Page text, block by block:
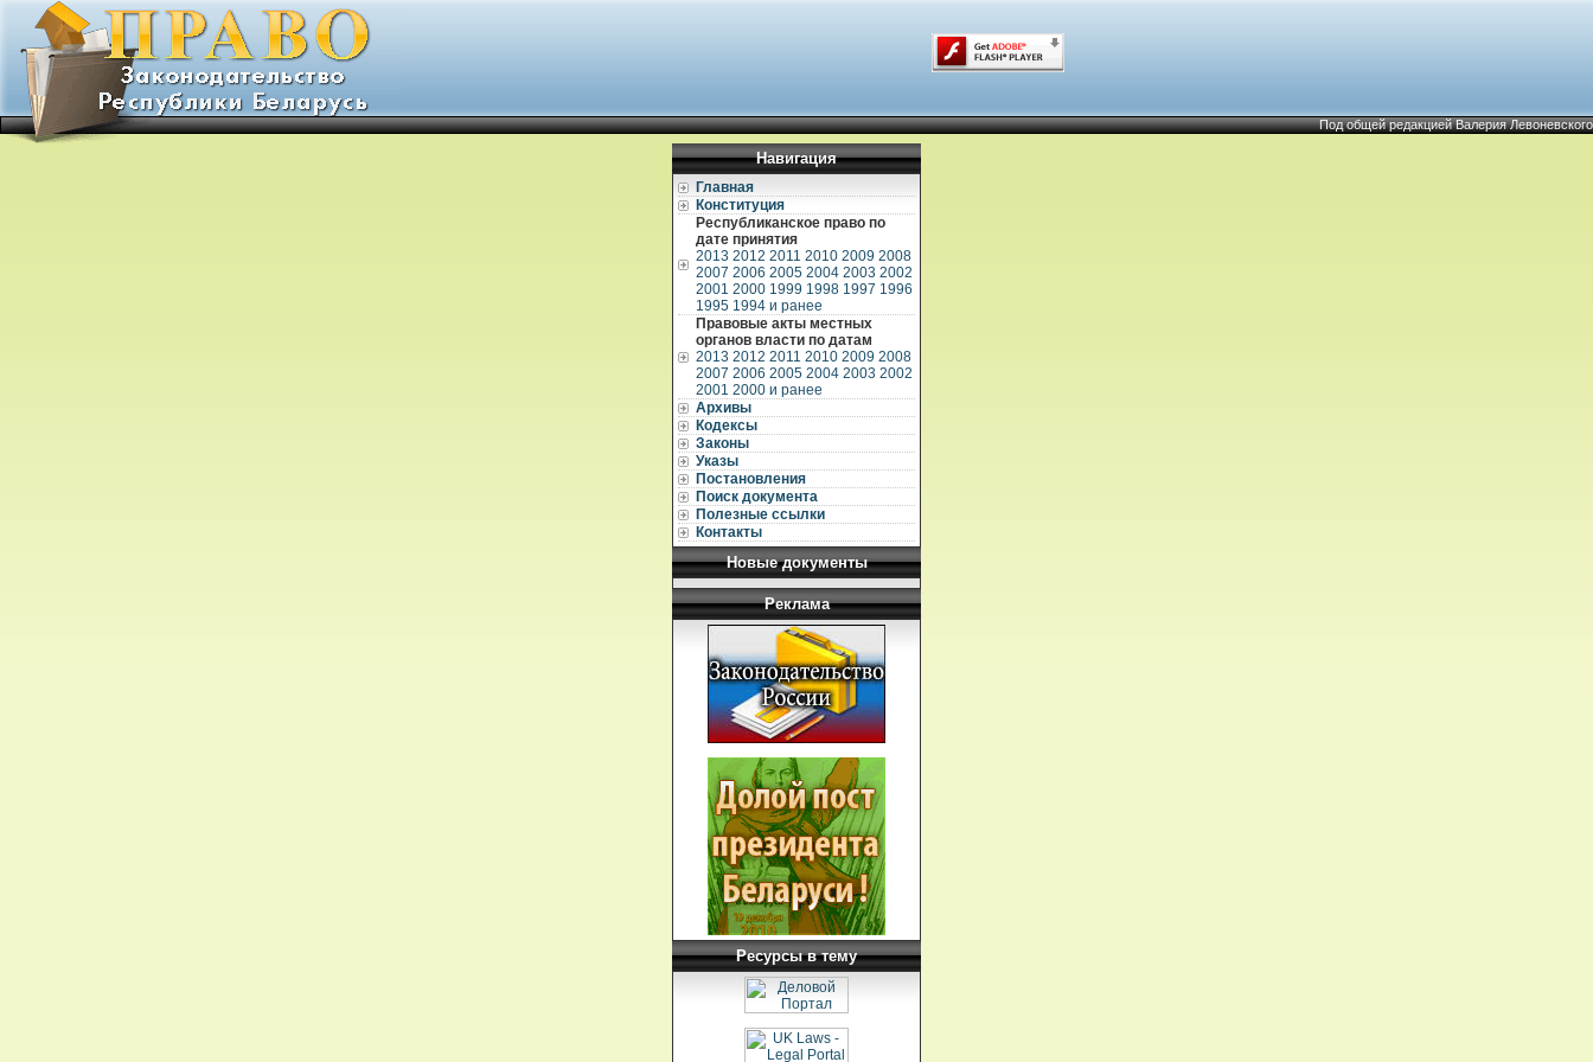
Под общей редакцией Валерия Левоневского
Навигация
Главная
Конституция
Республиканское право по
дате принятия
2013 2012 2011 2010 2009 2008
2007 2006 2005 2004 2003 2002
2001 2000 1999 1998 1997 1996
1995 1994 и ранее
Правовые акты местных
органов власти по датам
2013 2012 2011 2010 2009 2008
2007 2006 2005 2004 2003 2002
2001 2000 и ранее
Архивы
Кодексы
Законы
Указы
Постановления
Поиск документа
Полезные ссылки
Контакты
Новые документы
Реклама
Ресурсы в тему